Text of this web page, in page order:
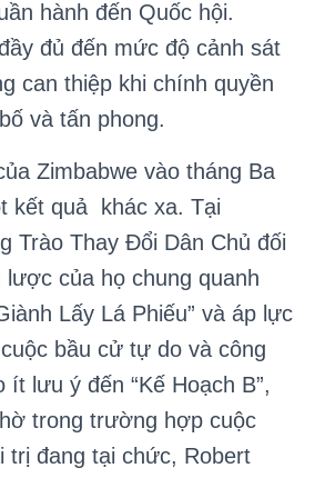
hành đến Quốc hội.
đủ đến mức độ cảnh sát
can thiệp khi chính quyền
và tấn phong.
Zimbabwe vào tháng Ba
kết quả khác xa. Tại
Trào Thay Đổi Dân Chủ đối
lược của họ chung quanh
Lấy Lá Phiếu” và áp lực
bầu cử tự do và công
ít lưu ý đến “Kế Hoạch B”,
trong trường hợp cuộc
trị đang tại chức, Robert